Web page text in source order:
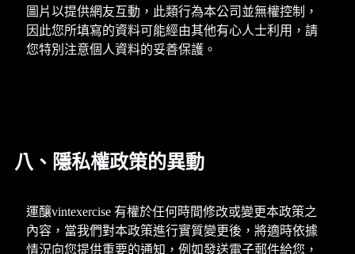
圖片以提供網友互動，此類行為本公司並無權控制，
因此您所填寫的資料可能經由其他有心人士利用，請
您特別注意個人資料的妥善保護。
八、隱私權政策的異動
運釀vintexercise 有權於任何時間修改或變更本政策之
內容，當我們對本政策進行實質變更後，將適時依據
情況向您提供重要的通知，例如發送電子郵件給您，